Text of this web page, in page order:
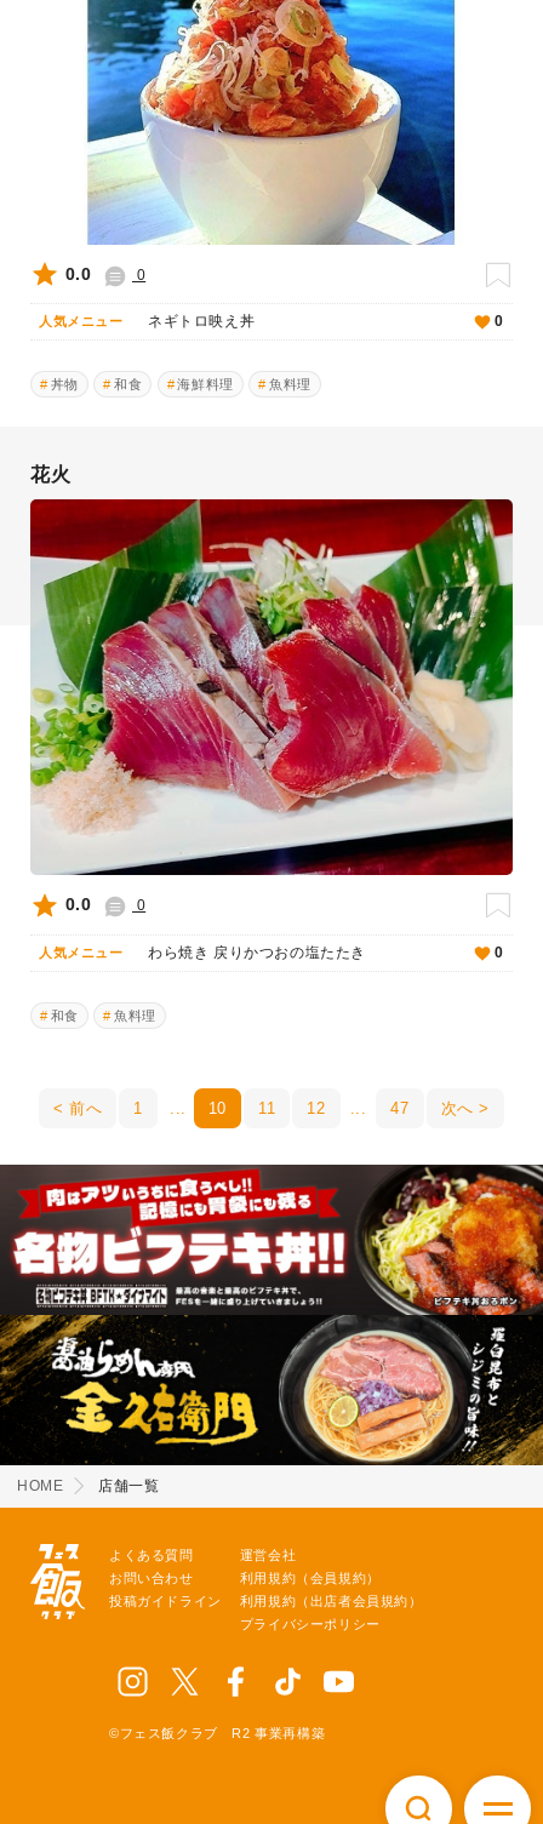
0.0 0
人気メニュー ネギトロ映え丼 0
丼物 和食 海鮮料理 魚料理
花火
0.0 0
人気メニュー わら焼き 戻りかつおの塩たたき 0
和食 魚料理
前へ 1 10 11 12 47 次へ
HOME 店舗一覧
よくある質問
お問い合わせ
投稿ガイドライン
運営会社
利用規約（会員規約）
利用規約（出店者会員規約）
プライバシーポリシー
©フェス飯クラブ R2 事業再構築